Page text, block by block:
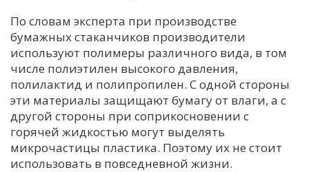
По словам эксперта при производстве
бумажных стаканчиков производители
используют полимеры различного вида, в том
числе полиэтилен высокого давления,
полилактид и полипропилен. С одной стороны
эти материалы защищают бумагу от влаги, а с
другой стороны при соприкосновении с
горячей жидкостью могут выделять
микрочастицы пластика. Поэтому их не стоит
использовать в повседневной жизни.